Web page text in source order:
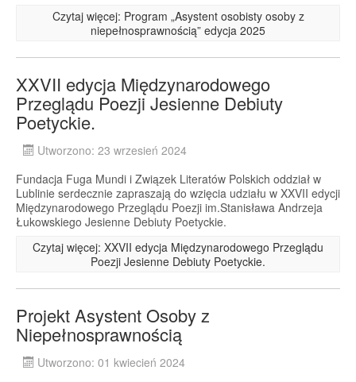
Czytaj więcej: Program „Asystent osobisty osoby z
niepełnosprawnością” edycja 2025
XXVII edycja Międzynarodowego
Przeglądu Poezji Jesienne Debiuty
Poetyckie.
Utworzono: 23 wrzesień 2024
Fundacja Fuga Mundi i Związek Literatów Polskich oddział w
Lublinie serdecznie zapraszają do wzięcia udziału w XXVII edycji
Międzynarodowego Przeglądu Poezji im.Stanisława Andrzeja
Łukowskiego Jesienne Debiuty Poetyckie.
Czytaj więcej: XXVII edycja Międzynarodowego Przeglądu
Poezji Jesienne Debiuty Poetyckie.
Projekt Asystent Osoby z
Niepełnosprawnością
Utworzono: 01 kwiecień 2024